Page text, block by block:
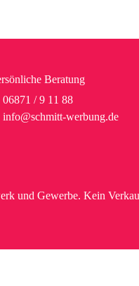
Beratung
06871 / 9 11 88
info@schmitt-werbung.de
und Gewerbe. Kein